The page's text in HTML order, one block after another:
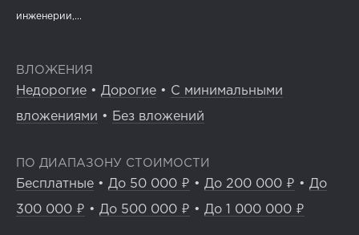
инженерии,...
ВЛОЖЕНИЯ
Недорогие • Дорогие • С минимальными
вложениями • Без вложений
ПО ДИАПАЗОНУ СТОИМОСТИ
Бесплатные • До 50 000 ₽ • До 200 000 ₽ • До
300 000 ₽ • До 500 000 ₽ • До 1 000 000 ₽